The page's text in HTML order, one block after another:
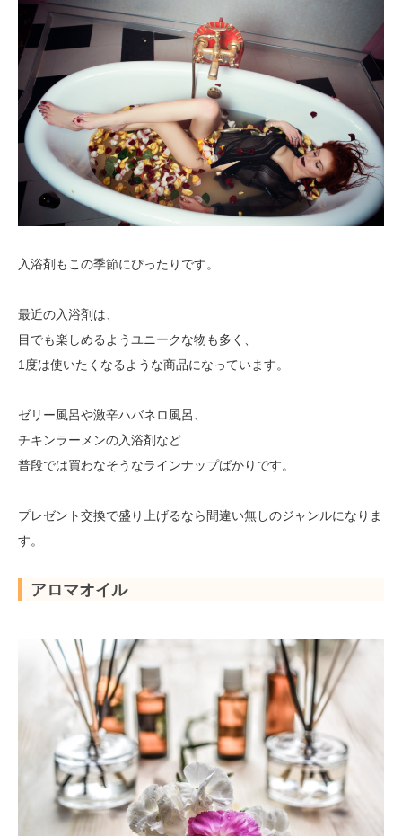
入浴剤もこの季節にぴったりです。
最近の入浴剤は、
目でも楽しめるようユニークな物も多く、
1度は使いたくなるような商品になっています。
ゼリー風呂や激辛ハバネロ風呂、
チキンラーメンの入浴剤など
普段では買わなそうなラインナップばかりです。
プレゼント交換で盛り上げるなら間違い無しのジャンルになりま
す。
アロマオイル